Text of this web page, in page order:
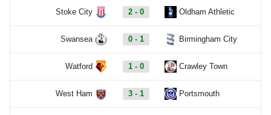
Stoke City 2 - 0 Oldham Athletic
Swansea 0 - 1 Birmingham City
Watford 1 - 0 Crawley Town
West Ham 3 - 1 Portsmouth